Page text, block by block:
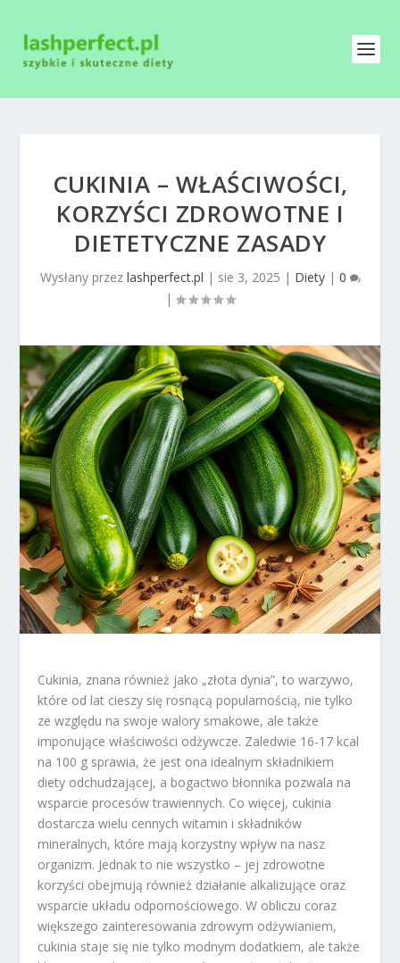
CUKINIA – WŁAŚCIWOŚCI,
KORZYŚCI ZDROWOTNE I
DIETETYCZNE ZASADY
Wysłany przez lashperfect.pl | sie 3, 2025 | Diety| 0
|
Cukinia, znana również jako „złota dynia”, to warzywo,
które od lat cieszy się rosnącą popularnością, nie tylko
ze względu na swoje walory smakowe, ale także
imponujące właściwości odżywcze. Zaledwie 16-17 kcal
na 100 g sprawia, że jest ona idealnym składnikiem
diety odchudzającej, a bogactwo błonnika pozwala na
wsparcie procesów trawiennych. Co więcej, cukinia
dostarcza wielu cennych witamin i składników
mineralnych, które mają korzystny wpływ na nasz
organizm. Jednak to nie wszystko – jej zdrowotne
korzyści obejmują również działanie alkalizujące oraz
wsparcie układu odpornościowego. W obliczu coraz
większego zainteresowania zdrowym odżywianiem,
cukinia staje się nie tylko modnym dodatkiem, ale także